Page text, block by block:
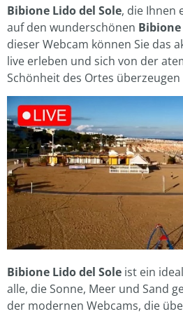
Bibione Lido del Sole, die Ihnen
auf den wunderschönen
dieser Webcam können Sie das
live erleben und sich von der
Schönheit des Ortes überzeugen
Bibione Lido del Sole ist ein
alle, die Sonne, Meer und Sand
der modernen Webcams, die